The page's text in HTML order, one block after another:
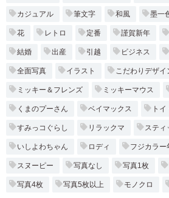
カジュアル 筆文字 和風 墨一
花 レトロ 定番 謹賀新年
結婚 出産 引越 ビジネス
全面写真 イラスト こだわりデザイ
ミッキー＆フレンズ ミッキーマウス
くまのプーさん ベイマックス ト
すみっコぐらし リラックマ スティ
いしよわちゃん ロディ フジカラー
スヌーピー 写真なし 写真1枚
写真4枚 写真5枚以上 モノクロ